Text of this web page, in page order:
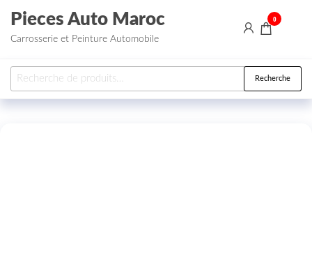
Aller au contenu
Pieces Auto Maroc
Carrosserie et Peinture Automobile
0
Recherche pour : Recherche